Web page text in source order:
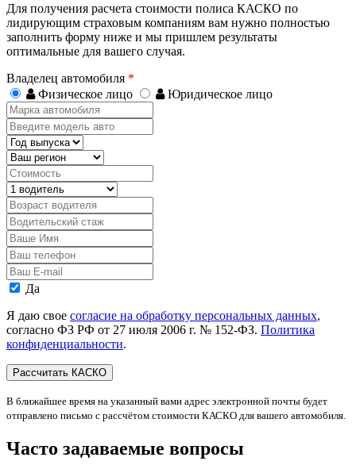
Для получения расчета стоимости полиса КАСКО по
лидирующим страховым компаниям вам нужно полностью
заполнить форму ниже и мы пришлем результаты
оптимальные для вашего случая.
Владелец автомобиля *
Физическое лицо
Юридическое лицо
Марка
автомобиля
Введите
модель
авто
Год
выпуска
Регион
Стоимость,
руб.
Водитель
Возраст
водителя
Водительский
стаж
Ваше
Имя
Ваш
телефон
Ваш
E-
mail
Персональные
Да
Я даю свое согласие на обработку персональных данных,
согласно ФЗ РФ от 27 июля 2006 г. № 152-ФЗ. Политика
конфиденциальности.
В ближайшее время на указанный вами адрес электронной почты будет
отправлено письмо с рассчётом стоимости КАСКО для вашего автомобиля.
Часто задаваемые вопросы